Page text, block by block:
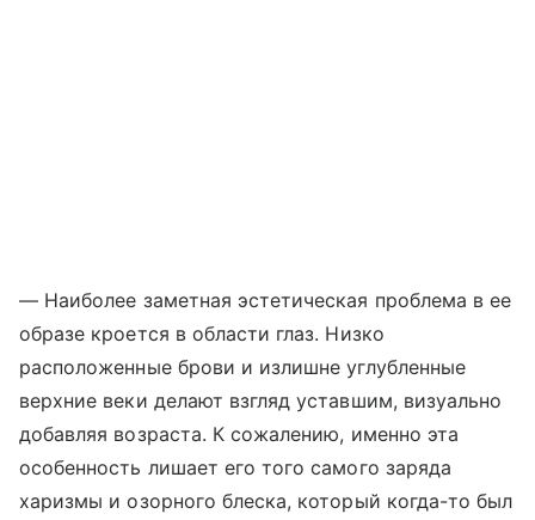
— Наиболее заметная эстетическая проблема в ее
образе кроется в области глаз. Низко
расположенные брови и излишне углубленные
верхние веки делают взгляд уставшим, визуально
добавляя возраста. К сожалению, именно эта
особенность лишает его того самого заряда
харизмы и озорного блеска, который когда-то был